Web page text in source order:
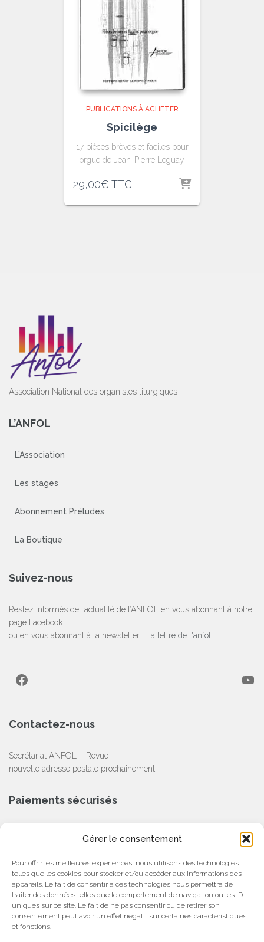
Gérer le consentement
Pour offrir les meilleures expériences, nous utilisons des technologies
telles que les cookies pour stocker et/ou accéder aux informations des
appareils. Le fait de consentir à ces technologies nous permettra de
traiter des données telles que le comportement de navigation ou les ID
uniques sur ce site. Le fait de ne pas consentir ou de retirer son
consentement peut avoir un effet négatif sur certaines caractéristiques
et fonctions.
PUBLICATIONS À ACHETER
Spicilège
17 pièces brèves et faciles pour
orgue de Jean-Pierre Leguay
29,00€ TTC
Association National des organistes liturgiques
L’ANFOL
L’Association
Les stages
Abonnement Préludes
La Boutique
Suivez-nous
Restez informés de l’actualité de l’ANFOL en vous abonnant à notre
page Facebook
ou en vous abonnant à la newsletter :
La lettre de l'anfol
Contactez-nous
Secrétariat ANFOL – Revue
nouvelle adresse postale prochainement
Paiements sécurisés
Partenaire